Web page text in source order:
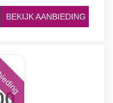
BEKIJK AANBIEDING